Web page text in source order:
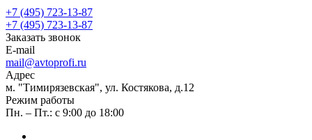
+7 (495) 723-13-87
+7 (495) 723-13-87
Заказать звонок
E-mail
mail@avtoprofi.ru
Адрес
м. "Тимирязевская", ул. Костякова, д.12
Режим работы
Пн. – Пт.: с 9:00 до 18:00